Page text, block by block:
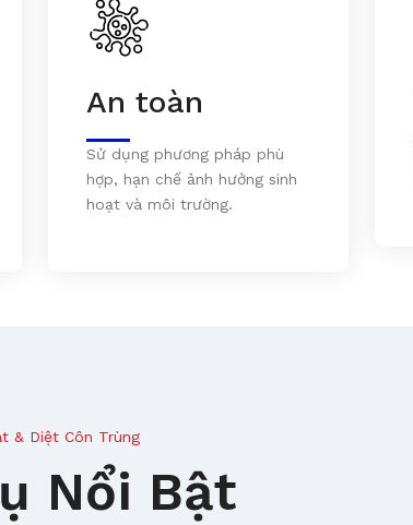
An toàn
Sử dụng phương pháp phù
hợp, hạn chế ảnh hưởng sinh
hoạt và môi trường.
& Diệt Côn Trùng
Nổi Bật